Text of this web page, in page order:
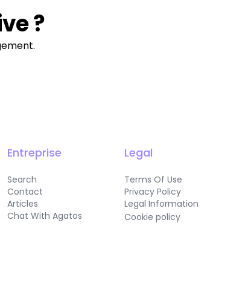
?
Entreprise
Search
Contact
Articles
Chat With Agatos
Legal
Terms Of Use
Privacy Policy
Legal Information
Cookie policy